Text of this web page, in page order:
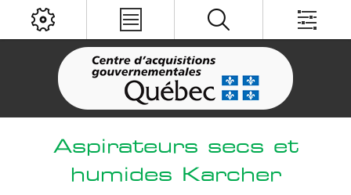
Aspirateurs secs et
humides Karcher